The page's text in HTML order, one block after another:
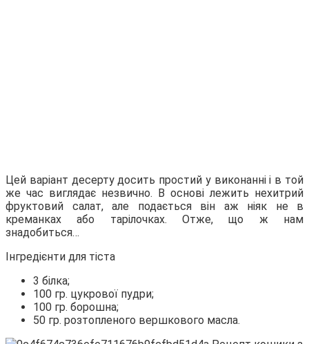
Цей варіант десерту досить простий у виконанні і в той
же час виглядає незвично. В основі лежить нехитрий
фруктовий салат, але подається він аж ніяк не в
креманках або тарілочках. Отже, що ж нам
знадобиться…
Інгредієнти для тіста
3 білка;
100 гр. цукрової пудри;
100 гр. борошна;
50 гр. розтопленого вершкового масла.